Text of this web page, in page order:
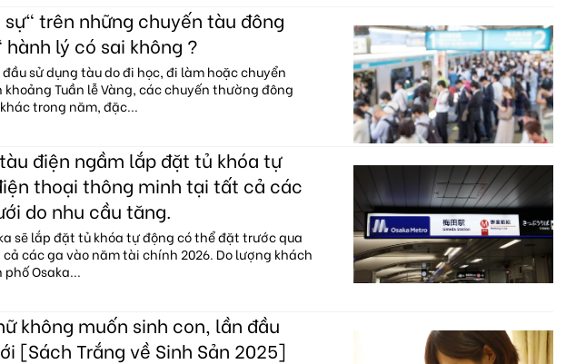
trên những chuyến tàu đông
lý có sai không ?
sử dụng tàu do đi học, đi làm hoặc chuyển
Tuần lễ Vàng, các chuyến thường đông
trong năm, đặc...
điện ngầm lắp đặt tủ khóa tự
thoại thông minh tại tất cả các
do nhu cầu tăng.
sẽ lắp đặt tủ khóa tự động có thể đặt trước qua
các ga vào năm tài chính 2026. Do lượng khách
Osaka...
không muốn sinh con, lần đầu
[Sách Trắng về Sinh Sản 2025]